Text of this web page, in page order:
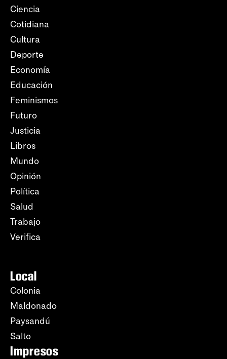
Ciencia
Cotidiana
Cultura
Deporte
Economía
Educación
Feminismos
Futuro
Justicia
Libros
Mundo
Opinión
Política
Salud
Trabajo
Verifica
Local
Colonia
Maldonado
Paysandú
Salto
Impresos